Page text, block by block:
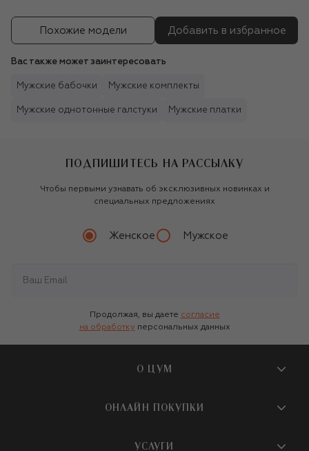
Похожие модели Добавить в избранное
Вас также может заинтересовать
Мужские бабочки Мужские комплекты
Мужские однотонные галстуки Мужские платки
ПОДПИШИТЕСЬ НА РАССЫЛКУ
Чтобы первыми узнавать об эксклюзивных новинках и
специальных предложениях
Женское Мужское
Продолжая, вы даете согласие
на обработку персональных данных
О ЦУМ
О магазине
Бутики и ПВЗ ЦУМ
ОНЛАЙН ПОКУПКИ
УСЛУГИ